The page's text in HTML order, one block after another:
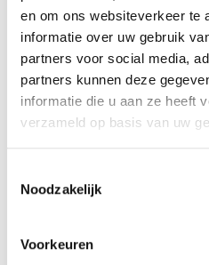
en om ons websiteverkeer te
informatie over uw gebruik
partners voor social media,
partners kunnen deze
informatie die u aan ze heeft
verzameld op basis van uw
Noodzakelijk
Voorkeuren